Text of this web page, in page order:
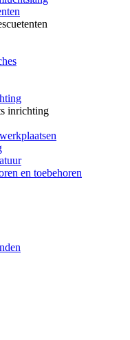
inrichting
en toebehoren